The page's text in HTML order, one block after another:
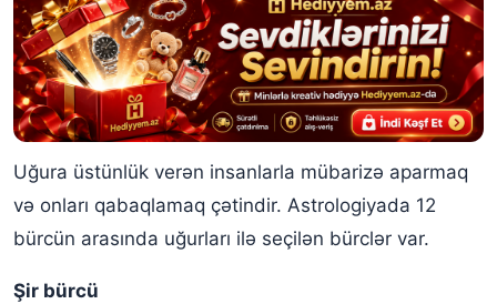
Uğura üstünlük verən insanlarla mübarizə aparmaq
və onları qabaqlamaq çətindir. Astrologiyada 12
bürcün arasında uğurları ilə seçilən bürclər var.
Şir bürcü